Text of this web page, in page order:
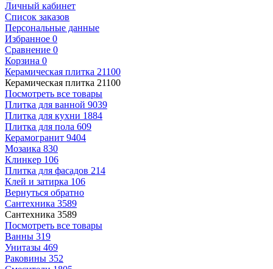
Личный кабинет
Список заказов
Персональные данные
Избранное 0
Сравнение 0
Корзина 0
Керамическая плитка 21100
Керамическая плитка 21100
Посмотреть все товары
Плитка для ванной 9039
Плитка для кухни 1884
Плитка для пола 609
Керамогранит 9404
Мозаика 830
Клинкер 106
Плитка для фасадов 214
Клей и затирка 106
Вернуться обратно
Сантехника 3589
Сантехника 3589
Посмотреть все товары
Ванны 319
Унитазы 469
Раковины 352